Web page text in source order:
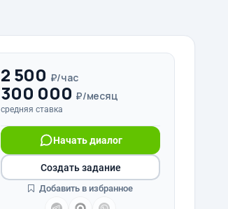
2 500 ₽/час
300 000 ₽/месяц
средняя ставка
Начать диалог
Создать задание
Добавить в избранное